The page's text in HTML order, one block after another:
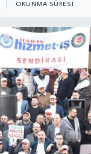
OKUNMA SÜRESI